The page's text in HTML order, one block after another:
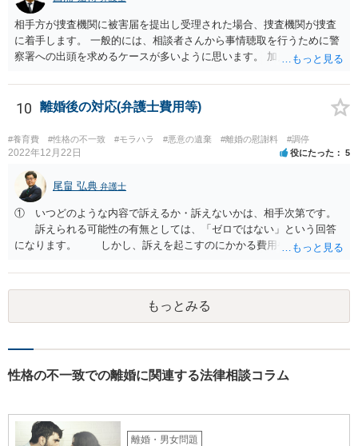
相手方が捜査機関に被害届を提出し受理された場合、捜査機関が捜査
に着手します。 一般的には、相談者さんから事情聴取を行うために警
察署への出頭を求めるケースが多いように思います。 加えて、相手方
具合などを実況見分調書で保存したりなど証拠を収集し、立件する方
針を決めた場合は検察庁に事件を送致する流れとなることが見込まれ
10 離婚後の対応(弁護士費用等)
#養育費 #性格の不一致 #モラハラ #悪意の遺棄 #離婚の慰謝料 #調停
2022年12月22日 役にたった 5
尾畠 弘典 弁護士
① いつどのような内容で訴えるか・訴えないかは、相手次第です。
訴えられる可能性の有無としては、「ゼロではない」という回答
になります。 しかし、訴えを起こすのにかかる費用や手間を考え
能力がない状況で作成した場合などは、無効になったり取り消された
りする可能性があります。しかし、法的には無効や取消しを主張する
ハードルはとても高いです。お聞きする限り、今回のケースでは無効
や取消しとなるような事情はないと思われます。 ③ 公正証書を作成
ります）と、合意内容について双方の了承が必要です。 現状では相
費増額を求める調停を提起するのがお勧めです。 調停で話し合いが
まとまらなければ、審判といって、それぞれの収入をもとに裁判所が
もっとみる
性格の不一致での離婚に関連する法律相談コラム
離婚・男女問題